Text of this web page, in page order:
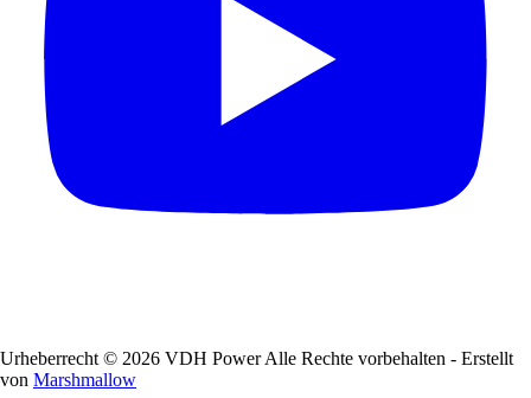
Urheberrecht © 2026 VDH Power Alle Rechte vorbehalten - Erstellt
von Marshmallow